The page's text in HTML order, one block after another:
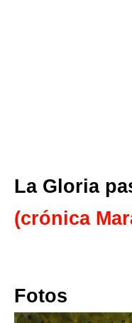
La Gloria
(crónica
Fotos